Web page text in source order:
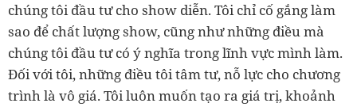
chúng tôi đầu tư cho show diễn. Tôi chỉ cố gắng làm
sao để chất lượng show, cũng như những điều mà
chúng tôi đầu tư có ý nghĩa trong lĩnh vực mình làm.
Đối với tôi, những điều tôi tâm tư, nỗ lực cho chương
trình là vô giá. Tôi luôn muốn tạo ra giá trị, khoảnh